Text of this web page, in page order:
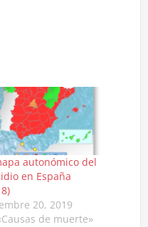
autonómico del
en España
20, 2019
de muerte»